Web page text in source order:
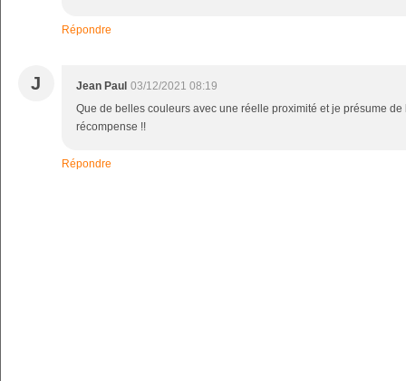
Répondre
J Jean Paul 03/12/2021 08:19
Que de belles couleurs avec une réelle proximité et je présume
récompense !!
Répondre